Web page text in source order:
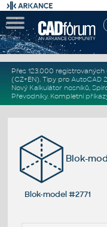
Přes 123.000 registrovaných
(CZ+EN). Tipy pro AutoCAD
Nový Kalkulátor nosníků,
Převodníky. Kompletní
Blok-
Blok-model #2771